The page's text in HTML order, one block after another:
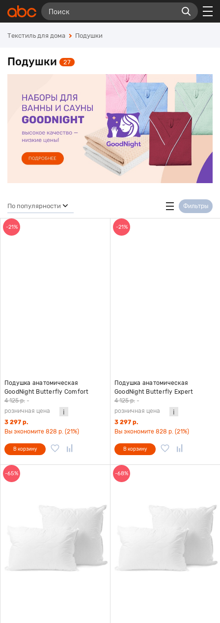
Текстиль для дома Подушки
Подушки 27
По популярности Фильтры
-21%
Подушка анатомическая
GoodNight Butterfly Comfort
4 125 р. -
розничная цена
3 297 р.
Вы экономите 828 р. (21%)
В корзину
-21%
Подушка анатомическая
GoodNight Butterfly Expert
4 125 р. -
розничная цена
3 297 р.
Вы экономите 828 р. (21%)
В корзину
-65% -68%